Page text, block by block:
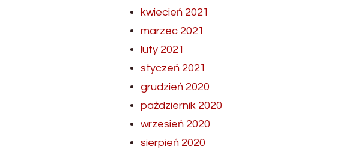
kwiecień 2021
marzec 2021
luty 2021
styczeń 2021
grudzień 2020
październik 2020
wrzesień 2020
sierpień 2020